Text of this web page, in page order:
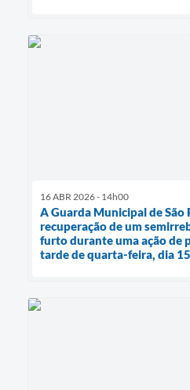
16 ABR 2026 - 14h00
A Guarda Municipal de São
recuperação de um
furto durante uma ação de
tarde de quarta-feira, dia